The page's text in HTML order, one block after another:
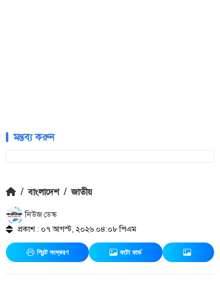
মন্তব্য করুন
/ বাংলাদেশ / জাতীয়
নিউজ ডেস্ক
প্রকাশ : ০৭ আগস্ট, ২০২৬ ০৪:০৮ পিএম
প্রিন্ট সংস্করণ ফটো কার্ড